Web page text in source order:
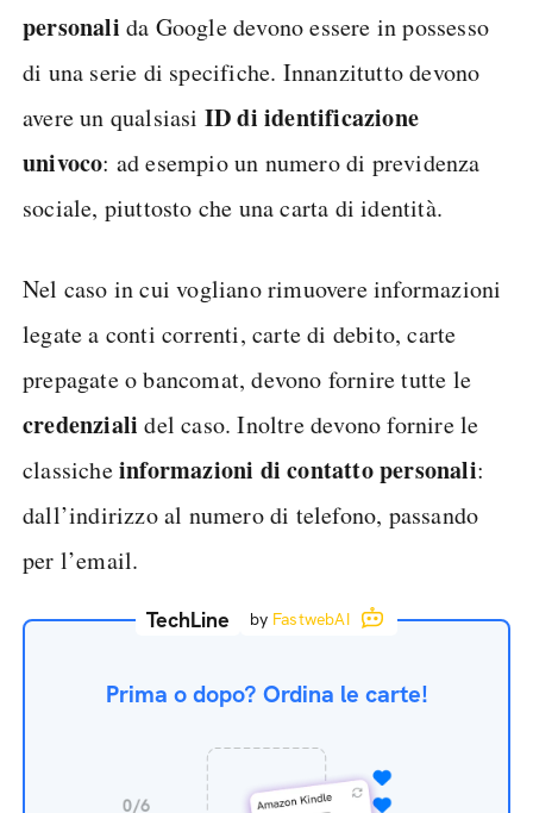
personali da Google devono essere in possesso
di una serie di specifiche. Innanzitutto devono
avere un qualsiasi ID di identificazione
univoco: ad esempio un numero di previdenza
sociale, piuttosto che una carta di identità.
Nel caso in cui vogliano rimuovere informazioni
legate a conti correnti, carte di debito, carte
prepagate o bancomat, devono fornire tutte le
credenziali del caso. Inoltre devono fornire le
classicheinformazioni di contatto personali:
dall’indirizzo al numero di telefono, passando
per l’email.
TechLine by FastwebAI
Prima o dopo? Ordina le carte!